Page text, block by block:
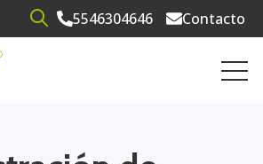
Open search5546304646 Contacto